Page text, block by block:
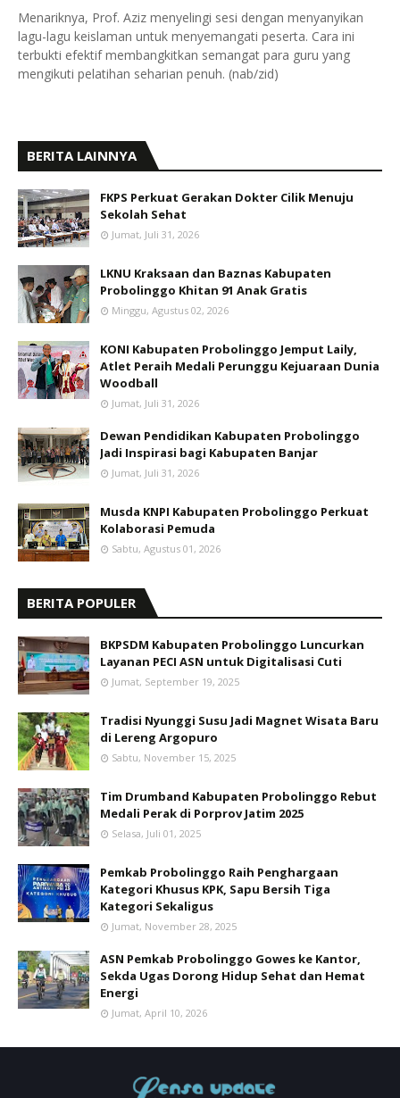
Menariknya, Prof. Aziz menyelingi sesi dengan menyanyikan
lagu-lagu keislaman untuk menyemangati peserta. Cara ini
terbukti efektif membangkitkan semangat para guru yang
mengikuti pelatihan seharian penuh. (nab/zid)
BERITA LAINNYA
FKPS Perkuat Gerakan Dokter Cilik Menuju
Sekolah Sehat
Jumat, Juli 31, 2026
LKNU Kraksaan dan Baznas Kabupaten
Probolinggo Khitan 91 Anak Gratis
Minggu, Agustus 02, 2026
KONI Kabupaten Probolinggo Jemput Laily,
Atlet Peraih Medali Perunggu Kejuaraan Dunia
Woodball
Jumat, Juli 31, 2026
Dewan Pendidikan Kabupaten Probolinggo
Jadi Inspirasi bagi Kabupaten Banjar
Jumat, Juli 31, 2026
Musda KNPI Kabupaten Probolinggo Perkuat
Kolaborasi Pemuda
Sabtu, Agustus 01, 2026
BERITA POPULER
BKPSDM Kabupaten Probolinggo Luncurkan
Layanan PECI ASN untuk Digitalisasi Cuti
Jumat, September 19, 2025
Tradisi Nyunggi Susu Jadi Magnet Wisata Baru
di Lereng Argopuro
Sabtu, November 15, 2025
Tim Drumband Kabupaten Probolinggo Rebut
Medali Perak di Porprov Jatim 2025
Selasa, Juli 01, 2025
Pemkab Probolinggo Raih Penghargaan
Kategori Khusus KPK, Sapu Bersih Tiga
Kategori Sekaligus
Jumat, November 28, 2025
ASN Pemkab Probolinggo Gowes ke Kantor,
Sekda Ugas Dorong Hidup Sehat dan Hemat
Energi
Jumat, April 10, 2026